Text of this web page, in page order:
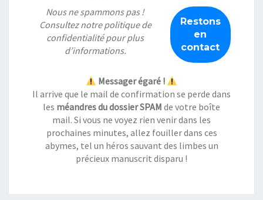
Nous ne spammons pas !
Consultez notrepolitique de
confidentialitépour plus
d’informations.
Messager égaré !
Il arrive que le mail de confirmation se perde dans
les méandres du dossier SPAM de votre boîte
mail. Si vous ne voyez rien venir dans les
prochaines minutes, allez fouiller dans ces
abymes, tel un héros sauvant des limbes un
précieux manuscrit disparu !